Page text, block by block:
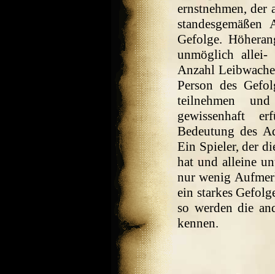
ernstnehmen, der
Gefolge.
unmöglich allei-
Anzahl
Person des
teilnehmen
gewissenhaft
Bedeutung des
Ein Spieler, der
hat und alleine
nur wenig
ein starkes
so werden die
kennen.